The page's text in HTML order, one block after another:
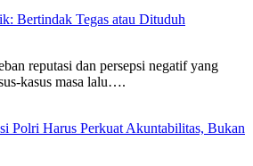
Bertindak Tegas atau Dituduh
reputasi dan persepsi negatif yang
kasus masa lalu….
Polri Harus Perkuat Akuntabilitas, Bukan